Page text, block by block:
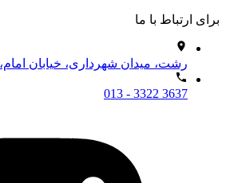
برای ارتباط با ما
رشت، میدان شهرداری، خیابان
013 - 3322 3637